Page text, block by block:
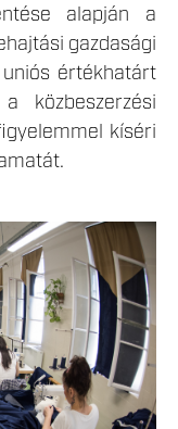
alapján a
gazdasági
értékhatárt
közbeszerzési
kíséri
11.JPG